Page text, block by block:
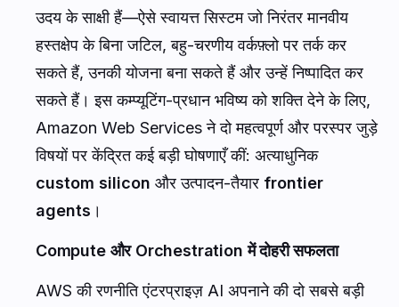
उदय के साक्षी हैं—ऐसे स्वायत्त सिस्टम जो निरंतर मानवीय
हस्तक्षेप के बिना जटिल, बहु-चरणीय वर्कफ़्लो पर तर्क कर
सकते हैं, उनकी योजना बना सकते हैं और उन्हें निष्पादित कर
सकते हैं। इस कम्प्यूटिंग-प्रधान भविष्य को शक्ति देने के लिए,
Amazon Web Services ने दो महत्वपूर्ण और परस्पर जुड़े
विषयों पर केंद्रित कई बड़ी घोषणाएँ कीं: अत्याधुनिक
custom silicon और उत्पादन-तैयार frontier
agents ।
Compute और Orchestration में दोहरी सफलता
AWS की रणनीति एंटरप्राइज़ AI अपनाने की दो सबसे बड़ी